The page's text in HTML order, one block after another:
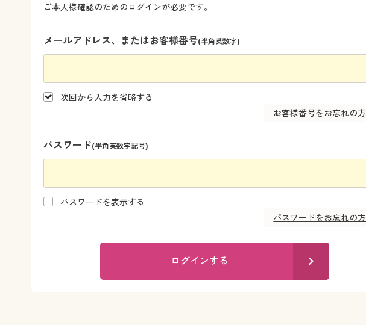
ご本人様確認のためのログインが必要です。
メールアドレス、またはお客様番号(半角英数字)
次回から入力を省略する
お客様番号をお忘れの方
パスワード(半角英数字記号)
パスワードを表示する
パスワードをお忘れの方
ログインする